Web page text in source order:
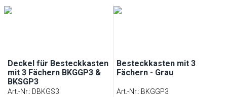
Deckel für Besteckkasten
mit 3 Fächern BKGGP3 &
BKSGP3
Art.-Nr.: DBKGS3
Besteckkasten mit 3
Fächern - Grau
Art.-Nr.: BKGGP3